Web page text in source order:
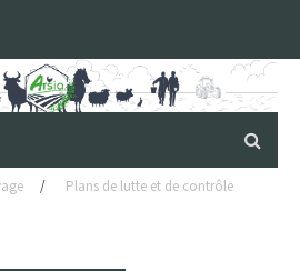
/ Plans de lutte et de contrôle